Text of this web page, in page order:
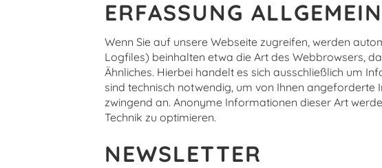
ERFASSUNG
Wenn Sie auf unsere Webseite zugreifen, werden
Logfiles) beinhalten etwa die Art des Webbrowsers,
Ähnliches. Hierbei handelt es sich ausschließlich um
sind technisch notwendig, um von Ihnen
zwingend an. Anonyme Informationen dieser Art
Technik zu optimieren.
NEWSLETTER